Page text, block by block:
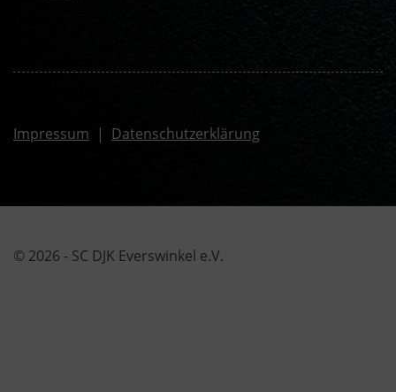
Impressum | Datenschutzerklärung
© 2026 - SC DJK Everswinkel e.V.